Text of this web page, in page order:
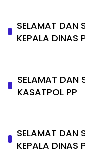
SELAMAT DAN
KEPALA DINAS
SELAMAT DAN
KASATPOL PP
SELAMAT DAN
KEPALA DINAS